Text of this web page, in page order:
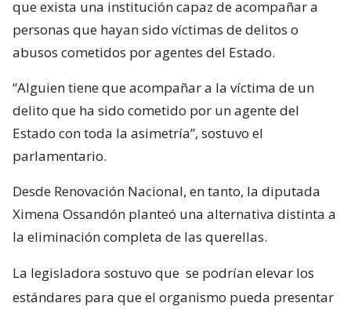
que exista una institución capaz de acompañar a
personas que hayan sido víctimas de delitos o
abusos cometidos por agentes del Estado.
“Alguien tiene que acompañar a la víctima de un
delito que ha sido cometido por un agente del
Estado con toda la asimetría”, sostuvo el
parlamentario.
Desde Renovación Nacional, en tanto, la diputada
Ximena Ossandón planteó una alternativa distinta a
la eliminación completa de las querellas.
La legisladora sostuvo que se podrían elevar los
estándares para que el organismo pueda presentar